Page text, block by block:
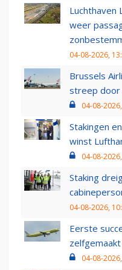
Luchthaven
weer
04-08-2026,
Brussels
streep
04-08-
Stakingen
winst
04-08-
Staking
04-08-2026,
Eerste
04-08-